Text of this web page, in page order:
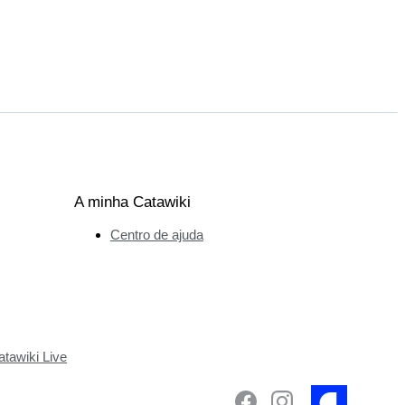
Live
A minha Catawiki
Centro de ajuda